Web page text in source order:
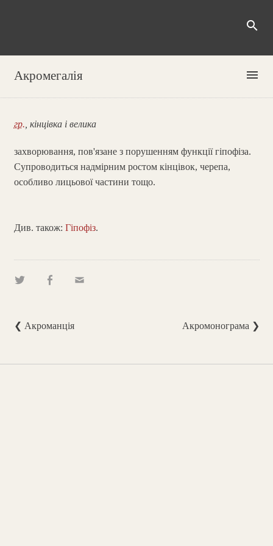
search
Акромегалія menu
гр. , кінцівка і велика
захворювання, пов'язане з порушенням функції гіпофіза.
Супроводиться надмірним ростом кінцівок, черепа,
особливо лицьової частини тощо.
Див. також: Гіпофіз.
❮ Акроманція Акромонограма ❯